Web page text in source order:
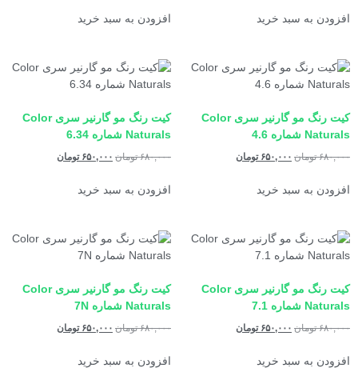
افزودن به سبد خرید افزودن به سبد خرید
کیت رنگ مو گارنیر سری Color
Naturals شماره 4.6
۶۸۰,۰۰۰ تومان ۶۵۰,۰۰۰ تومان
افزودن به سبد خرید
کیت رنگ مو گارنیر سری Color
Naturals شماره 6.34
۶۸۰,۰۰۰ تومان ۶۵۰,۰۰۰ تومان
افزودن به سبد خرید
کیت رنگ مو گارنیر سری Color
Naturals شماره 7.1
۶۸۰,۰۰۰ تومان ۶۵۰,۰۰۰ تومان
افزودن به سبد خرید
کیت رنگ مو گارنیر سری Color
Naturals شماره 7N
۶۸۰,۰۰۰ تومان ۶۵۰,۰۰۰ تومان
افزودن به سبد خرید